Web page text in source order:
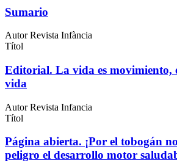
Sumario
Autor Revista Infància
Títol
Editorial. La vida es movimiento,
vida
Autor Revista Infancia
Títol
Página abierta. ¡Por el tobogán
peligro el desarrollo motor